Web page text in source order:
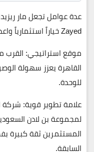
عدة عوامل تجعلمار
Zayedخياراً استثمارياً
موقع استراتيجي: القرب
القاهرة يعزز سهولة
للوحدة.
علامة تطوير قوية: شركة
المستثمرين ثقة كبيرة
السابقة.